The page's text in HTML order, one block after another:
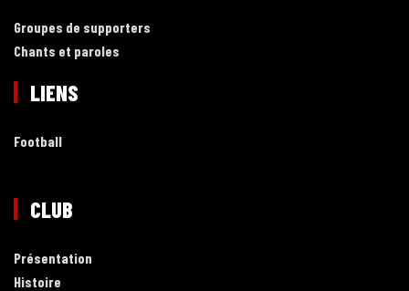
Groupes de supporters
Chants et paroles
LIENS
Football
CLUB
Présentation
Histoire